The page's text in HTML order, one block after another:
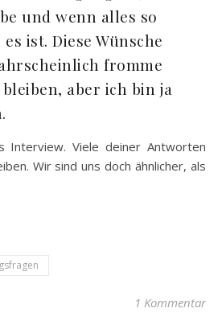
und wenn alles so
ist. Diese Wünsche
fromme
bleiben, aber ich bin ja
Interview. Viele deiner Antworten
Wir sind uns doch ähnlicher, als
1 Kommentar